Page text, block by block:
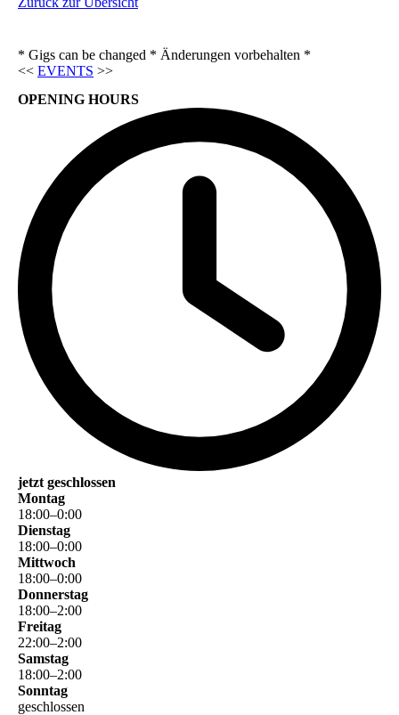
* Gigs can be changed * Änderungen vorbehalten *
<< EVENTS >>
OPENING HOURS
jetzt geschlossen
Montag
18:00–0:00
Dienstag
18:00–0:00
Mittwoch
18:00–0:00
Donnerstag
18:00–2:00
Freitag
22:00–2:00
Samstag
18:00–2:00
Sonntag
geschlossen